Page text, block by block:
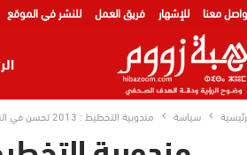
معنا للإشهار فريق العمل للنشر في الموقع
سياسة مندوبية التخطيط : 2013 تحسن في النمو الاقتصادي وارتفاع في الاسعار